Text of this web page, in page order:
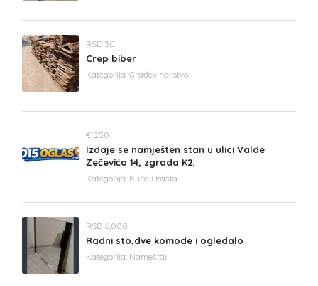
RSD 30
Crep biber
Kategorija: Građevinarstvo
€ 250
Izdaje se namješten stan u ulici Valde
Zečevića 14, zgrada K2.
Kategorija: Kuća i bašta
RSD 6,000
Radni sto,dve komode i ogledalo
Kategorija: Nameštaj